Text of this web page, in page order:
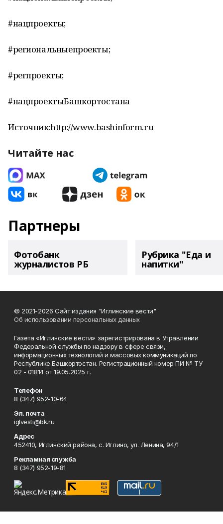
#нацпроекты;
#региональныепроекты;
#регпроекты;
#нацпроектыБашкортостана
Источник:http://www.bashinform.ru
Читайте нас
Партнеры
Фотобанк
журналистов РБ
Рубрика "Еда и
напитки"
© 2021-2026 Сайт издания "Иглинские вести"
Об использовании персональных данных
Газета «Иглинские вести» зарегистрирована в Управлении
Федеральной службы по надзору в сфере связи,
информационных технологий и массовых коммуникаций по
Республике Башкортостан. Регистрационный номер ПИ № ТУ
02 - 01814 от 19.05.2025 г.
Телефон
8 (347) 952-10-64
Эл. почта
iglvesti@bk.ru
Адрес
452410, Иглинский района, с. Иглино, ул. Ленина, 94/1
Рекламная служба
8 (347) 952-19-81